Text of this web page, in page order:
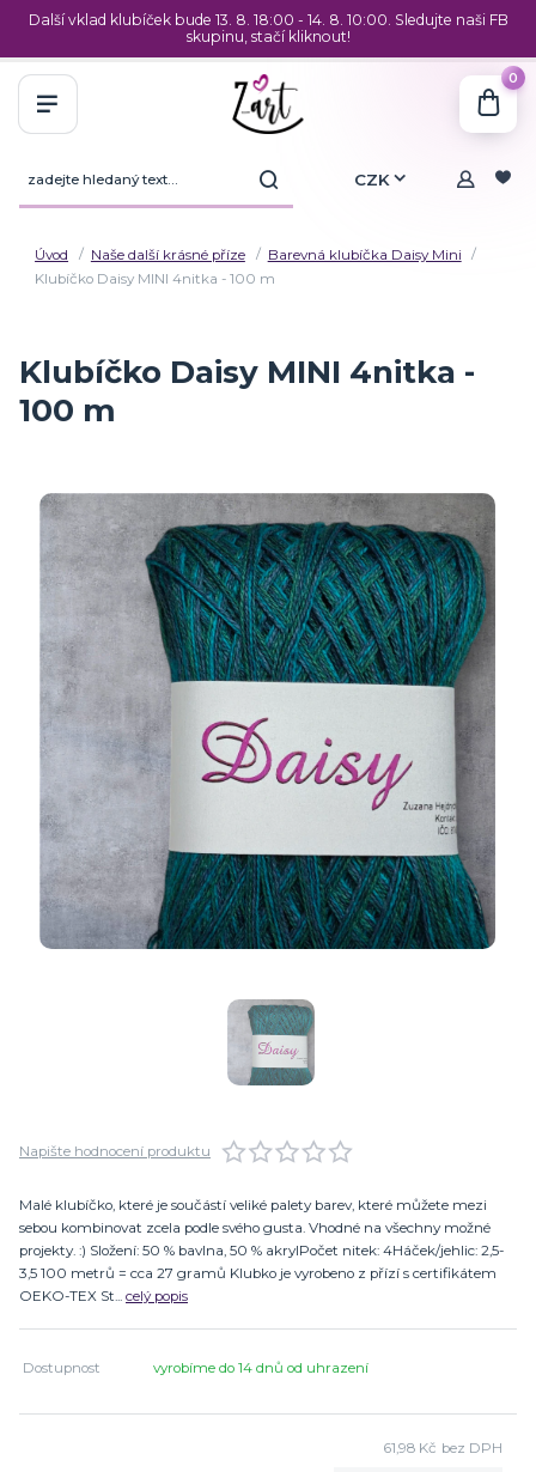
Další vklad klubíček bude 13. 8. 18:00 - 14. 8. 10:00. Sledujte naši FB
skupinu, stačí kliknout!
CZK
0
Úvod Naše další krásné příze
Barevná klubíčka Daisy Mini
Klubíčko Daisy MINI 4nitka - 100 m
Klubíčko Daisy MINI 4nitka -
100 m
Napište hodnocení produktu
Malé klubíčko, které je součástí veliké palety barev, které můžete mezi
sebou kombinovat zcela podle svého gusta. Vhodné na všechny možné
projekty. :) Složení: 50 % bavlna, 50 % akrylPočet nitek: 4Háček/jehlic: 2,5-
3,5 100 metrů = cca 27 gramů Klubko je vyrobeno z přízí s certifikátem
OEKO-TEX St... celý popis
Dostupnost vyrobíme do 14 dnů od uhrazení
61,98 Kč bez DPH